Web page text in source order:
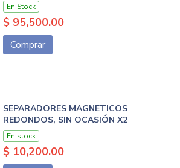
En Stock
$ 95,500.00
Comprar
SEPARADORES MAGNETICOS
REDONDOS, SIN OCASIÓN X2
En stock
$ 10,200.00